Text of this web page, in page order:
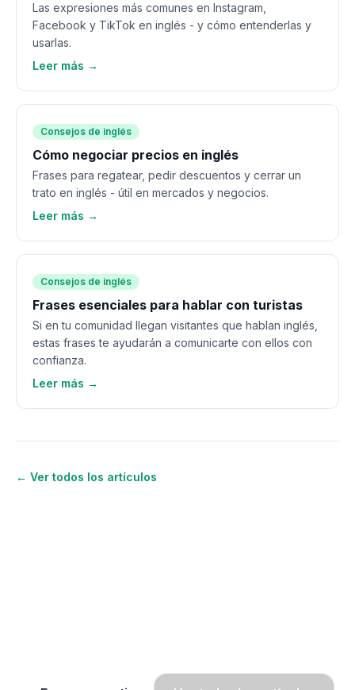
Las expresiones más comunes en Instagram,
Facebook y TikTok en inglés - y cómo entenderlas y
usarlas.
Leer más →
Consejos de inglés
Cómo negociar precios en inglés
Frases para regatear, pedir descuentos y cerrar un
trato en inglés - útil en mercados y negocios.
Leer más →
Consejos de inglés
Frases esenciales para hablar con turistas
Si en tu comunidad llegan visitantes que hablan inglés,
estas frases te ayudarán a comunicarte con ellos con
confianza.
Leer más →
← Ver todos los artículos